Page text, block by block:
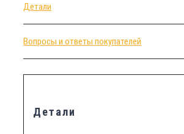
Детали
Вопросы и ответы покупателей
Детали